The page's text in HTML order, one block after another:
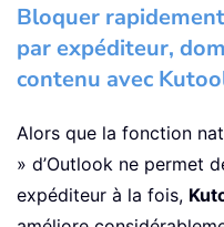
Bloquer
par expéditeur,
contenu avec
Alors que la fonction
» d’Outlook ne permet
expéditeur à la fois,